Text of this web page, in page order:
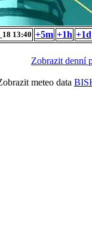
13:40 +5m +1h +1d
Zobrazit denní
meteo data